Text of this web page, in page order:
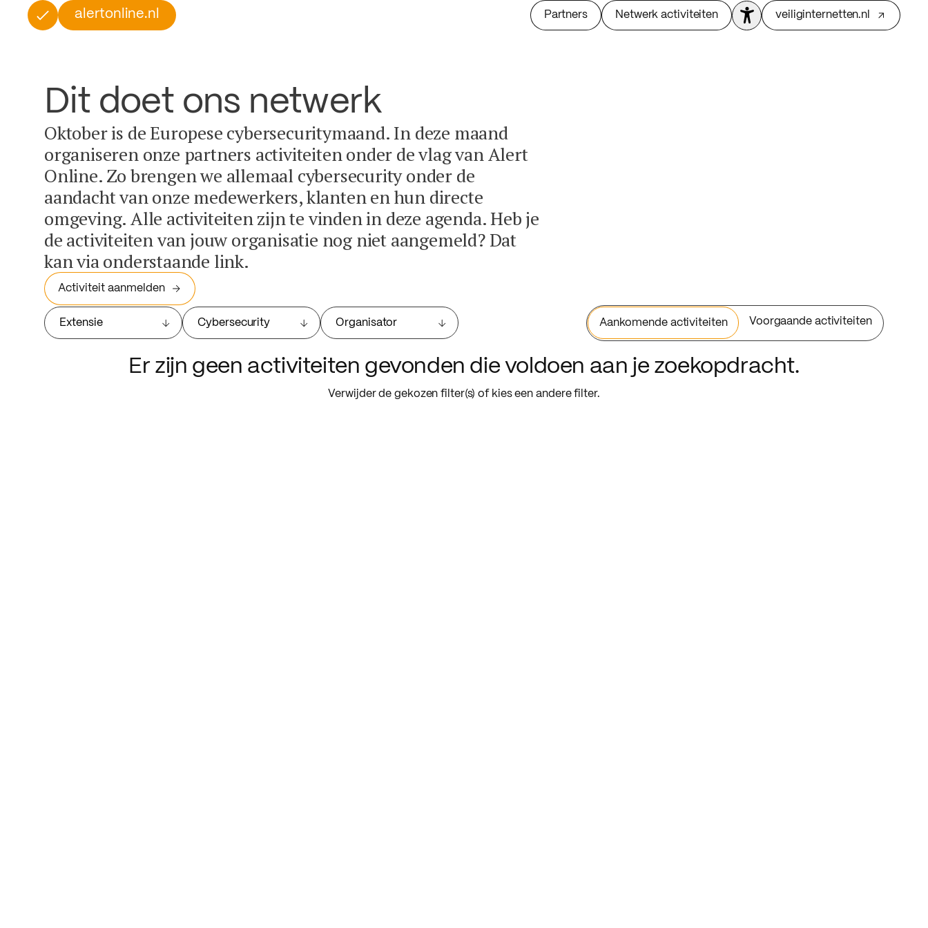
alertonline.nl Partners Netwerk activiteiten veiliginternetten.nl
Dit doet ons netwerk
Oktober is de Europese cybersecuritymaand. In deze maand
organiseren onze partners activiteiten onder de vlag van Alert
Online. Zo brengen we allemaal cybersecurity onder de
aandacht van onze medewerkers, klanten en hun directe
omgeving. Alle activiteiten zijn te vinden in deze agenda. Heb je
de activiteiten van jouw organisatie nog niet aangemeld? Dat
kan via onderstaande link.
Activiteit aanmelden
Extensie Cybersecurity Organisator Aankomende activiteiten Voorgaande activiteiten
Er zijn geen activiteiten gevonden die voldoen aan je zoekopdracht.
Verwijder de gekozen filter(s) of kies een andere filter.